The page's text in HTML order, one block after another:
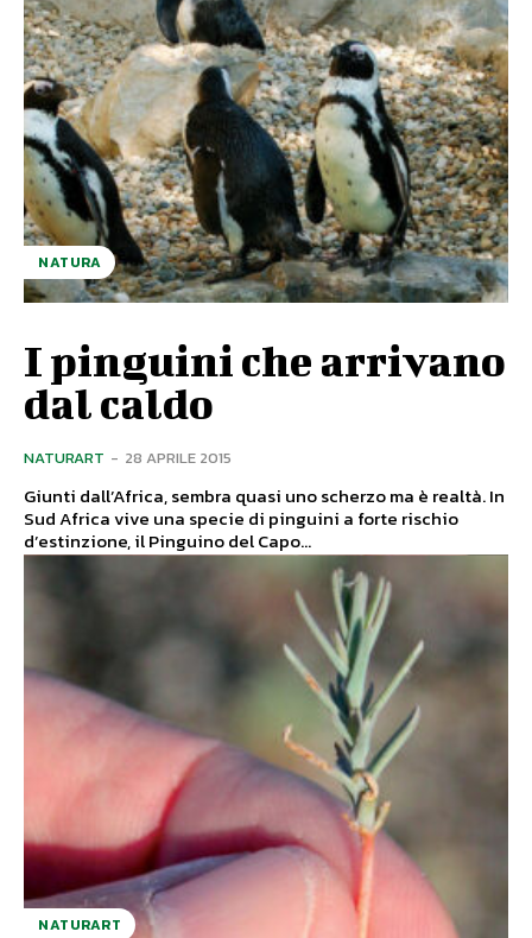
NATURA
I pinguini che arrivano
dal caldo
NATURART - 28 APRILE 2015
Giunti dall’Africa, sembra quasi uno scherzo ma è realtà. In
Sud Africa vive una specie di pinguini a forte rischio
d’estinzione, il Pinguino del Capo...
NATURART